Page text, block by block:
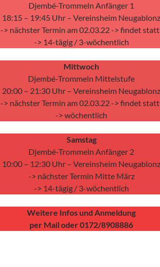
Djembé-Trommeln Anfänger 1
18:15 – 19:45 Uhr – Vereinsheim Neugablonz
-> nächster Termin am 02.03.22 -> findet
-> 14-tägig / 3-wöchentlich
Mittwoch
Djembé-Trommeln Mittelstufe
20:00 – 21:30 Uhr – Vereinsheim Neugablonz
-> nächster Termin am 02.03.22 -> findet
-> wöchentlich
Samstag
Djembé-Trommeln Anfänger 2
10:00 – 12:30 Uhr – Vereinsheim Neugablonz
-> nächster Termin Mitte März
-> 14-tägig / 3-wöchentlich
Weitere Infos und Anmeldung
per Mail oder 0172/8908886